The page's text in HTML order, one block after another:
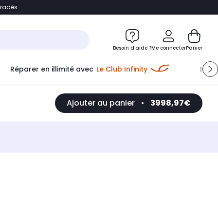
Accéder directement au chatbot
Besoin d'aide ?Me connecterPanier
Réparer en illimité avec Le Club Infinity
Ajouter au panier • 3998,97€